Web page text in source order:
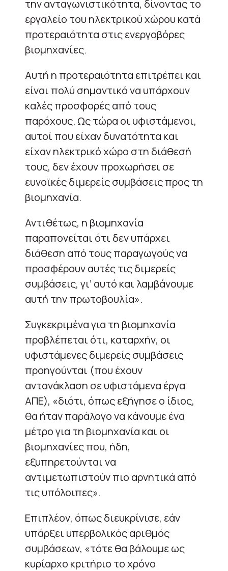
την ανταγωνιστικότητα, δίνοντας το
εργαλείο του ηλεκτρικού χώρου κατά
προτεραιότητα στις ενεργοβόρες
βιομηχανίες.
Αυτή η προτεραιότητα επιτρέπει και
είναι πολύ σημαντικό να υπάρχουν
καλές προσφορές από τους
παρόχους. Ως τώρα οι υφιστάμενοι,
αυτοί που είχαν δυνατότητα και
είχαν ηλεκτρικό χώρο στη διάθεσή
τους, δεν έχουν προχωρήσει σε
ευνοϊκές διμερείς συμβάσεις προς τη
βιομηχανία.
Αντιθέτως, η βιομηχανία
παραπονείται ότι δεν υπάρχει
διάθεση από τους παραγωγούς να
προσφέρουν αυτές τις διμερείς
συμβάσεις, γι’ αυτό και λαμβάνουμε
αυτή την πρωτοβουλία».
Συγκεκριμένα για τη βιομηχανία
προβλέπεται ότι, καταρχήν, οι
υφιστάμενες διμερείς συμβάσεις
προηγούνται (που έχουν
αντανάκλαση σε υφιστάμενα έργα
ΑΠΕ), «διότι, όπως εξήγησε ο ίδιος,
θα ήταν παράλογο να κάνουμε ένα
μέτρο για τη βιομηχανία και οι
βιομηχανίες που, ήδη,
εξυπηρετούνται να
αντιμετωπιστούν πιο αρνητικά από
τις υπόλοιπες».
Επιπλέον, όπως διευκρίνισε, εάν
υπάρξει υπερβολικός αριθμός
συμβάσεων, «τότε θα βάλουμε ως
κυρίαρχο κριτήριο το χρόνο